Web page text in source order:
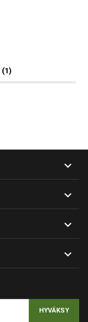
(1)



